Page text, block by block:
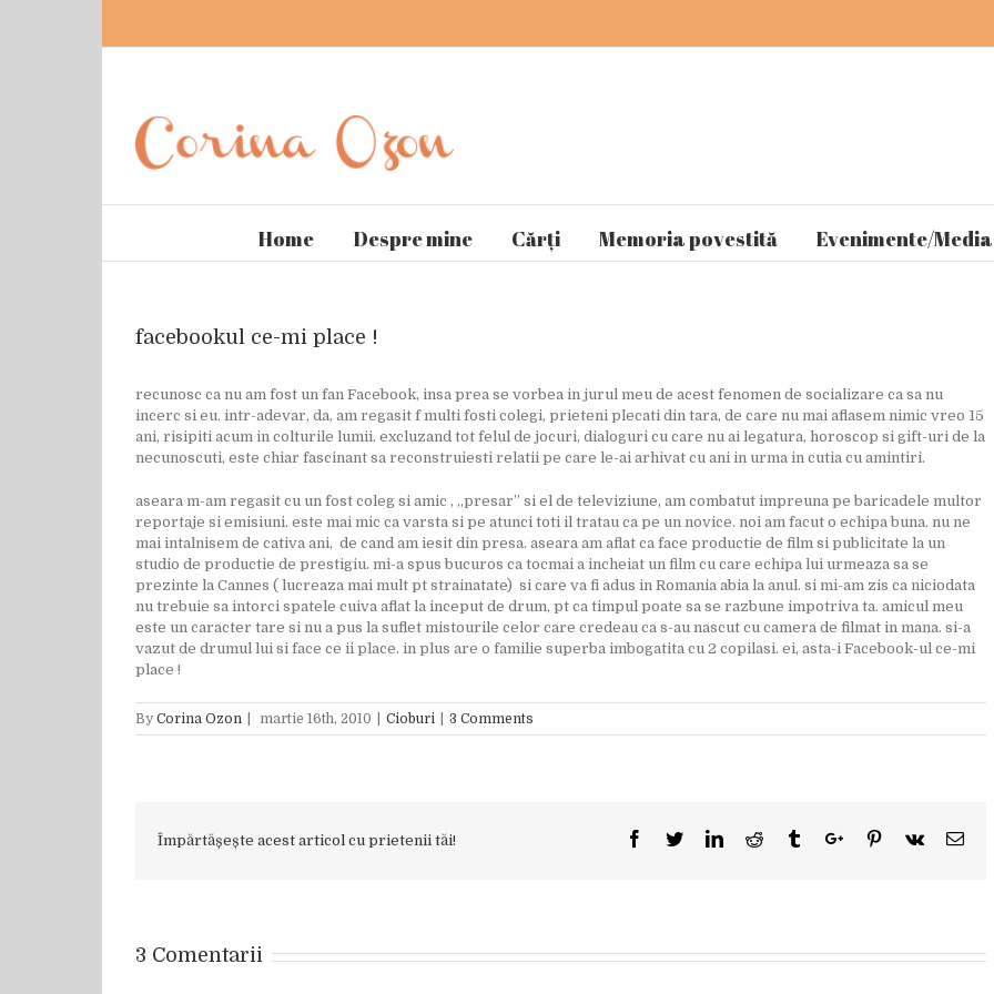
Home Despre mine Cărți Memoria povestită Evenimente/Media
facebookul ce-mi place !
recunosc ca nu am fost un fan Facebook, insa prea se vorbea in jurul meu de acest fenomen de socializare ca sa nu
incerc si eu. intr-adevar, da, am regasit f multi fosti colegi, prieteni plecati din tara, de care nu mai aflasem nimic vreo 15
ani, risipiti acum in colturile lumii. excluzand tot felul de jocuri, dialoguri cu care nu ai legatura, horoscop si gift-uri de la
necunoscuti, este chiar fascinant sa reconstruiesti relatii pe care le-ai arhivat cu ani in urma in cutia cu amintiri.
aseara m-am regasit cu un fost coleg si amic , „presar” si el de televiziune, am combatut impreuna pe baricadele multor
reportaje si emisiuni. este mai mic ca varsta si pe atunci toti il tratau ca pe un novice. noi am facut o echipa buna. nu ne
mai intalnisem de cativa ani, de cand am iesit din presa. aseara am aflat ca face productie de film si publicitate la un
studio de productie de prestigiu. mi-a spus bucuros ca tocmai a incheiat un film cu care echipa lui urmeaza sa se
prezinte la Cannes ( lucreaza mai mult pt strainatate) si care va fi adus in Romania abia la anul. si mi-am zis ca niciodata
nu trebuie sa intorci spatele cuiva aflat la inceput de drum, pt ca timpul poate sa se razbune impotriva ta. amicul meu
este un caracter tare si nu a pus la suflet mistourile celor care credeau ca s-au nascut cu camera de filmat in mana. si-a
vazut de drumul lui si face ce ii place. in plus are o familie superba imbogatita cu 2 copilasi. ei, asta-i Facebook-ul ce-mi
place !
By Corina Ozon martie 16th, 2010 Cioburi 3 Comments
Împărtășește acest articol cu prietenii tăi! Facebook
TwitterLinkedinReddit TumblrGoogle+Pinterest
Vk
3 Comentarii